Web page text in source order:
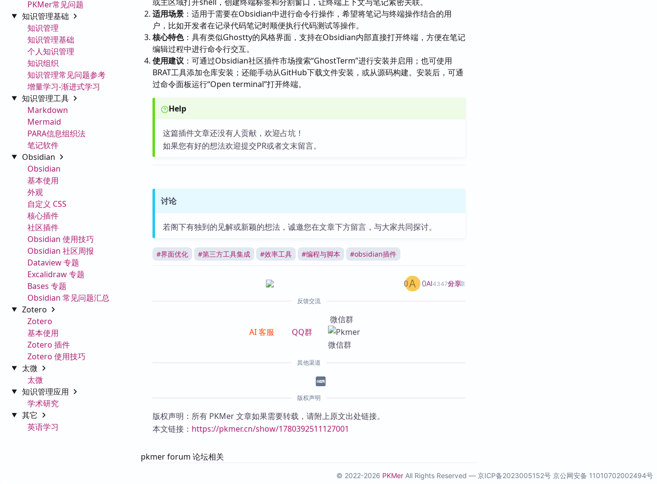
PKMer常见问题
知识管理基础
知识管理
知识管理基础
个人知识管理
知识组织
知识管理常见问题参考
增量学习-渐进式学习
知识管理工具
Markdown
Mermaid
PARA信息组织法
笔记软件
Obsidian
Obsidian
基本使用
外观
自定义 CSS
核心插件
社区插件
Obsidian 使用技巧
Obsidian 社区周报
Dataview 专题
Excalidraw 专题
Bases 专题
Obsidian 常见问题汇总
Zotero
Zotero
基本使用
Zotero 插件
Zotero 使用技巧
太微
太微
知识管理应用
学术研究
其它
英语学习
适用场景 ：适用于需要在Obsidian中进行命令行操作，希望将笔记与终端操作结合的用
户，比如开发者在记录代码笔记时顺便执行代码测试等操作。
核心特色：具有类似Ghostty的风格界面，支持在Obsidian内部直接打开终端，方便在笔记
编辑过程中进行命令行交互。
使用建议 ：可通过Obsidian社区插件市场搜索“GhostTerm”进行安装并启用；也可使用
BRAT工具添加仓库安装；还能手动从GitHub下载文件安装，或从源码构建。安装后，可通
过命令面板运行“Open terminal”打开终端。
Help
这篇插件文章还没有人贡献，欢迎占坑！
如果您有好的想法欢迎提交PR或者文末留言。
讨论
若阁下有独到的见解或新颖的想法，诚邀您在文章下方留言，与大家共同探讨。
#界面优化 #第三方工具集成 #效率工具 #编程与脚本 #obsidian插件
AI4347篇文章
0 0 分享
反馈交流
AI 客服 QQ群
微信群
其他渠道
版权声明
版权声明：所有 PKMer 文章如果需要转载，请附上原文出处链接。
本文链接： https://pkmer.cn/show/1780392511127001
pkmer forum 论坛相关
© 2022-2026 PKMer All Rights Reserved — 京ICP备2023005152号 京公网安备 11010702002494号